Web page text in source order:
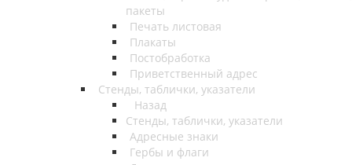
пакеты
Печать листовая
Плакаты
Постобработка
Приветственный адрес
Стенды, таблички, указатели
Назад
Стенды, таблички, указатели
Адресные знаки
Гербы и флаги